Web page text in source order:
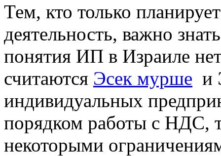
Тем, кто только
деятельность, важно
понятия ИП в Израиле
считаются Эсек мурше и
индивидуальных
порядком работы с НДС,
некоторыми